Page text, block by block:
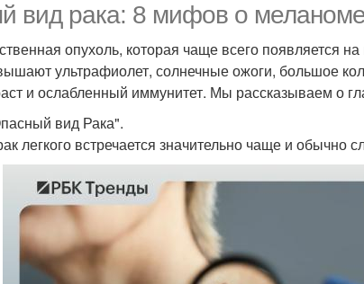
вид рака: 8 мифов о
опухоль, которая чаще всего появляется
ультрафиолет, солнечные ожоги, большое
и ослабленный иммунитет. Мы рассказываем о
вид Рака".
легкого встречается значительно чаще и обычно